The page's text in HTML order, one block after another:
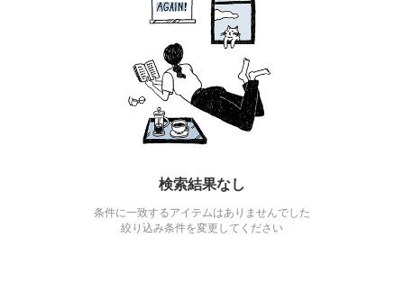
検索結果なし
条件に一致するアイテムはありませんでした
絞り込み条件を変更してください